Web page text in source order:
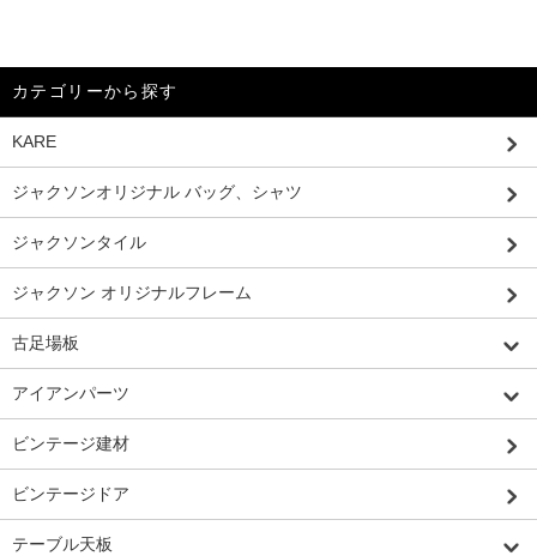
カテゴリーから探す
KARE
ジャクソンオリジナル バッグ、シャツ
ジャクソンタイル
ジャクソン オリジナルフレーム
古足場板
アイアンパーツ
ビンテージ建材
ビンテージドア
テーブル天板